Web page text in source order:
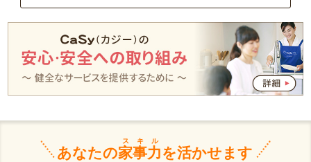
あなたの家事力
スキル
を活かせます